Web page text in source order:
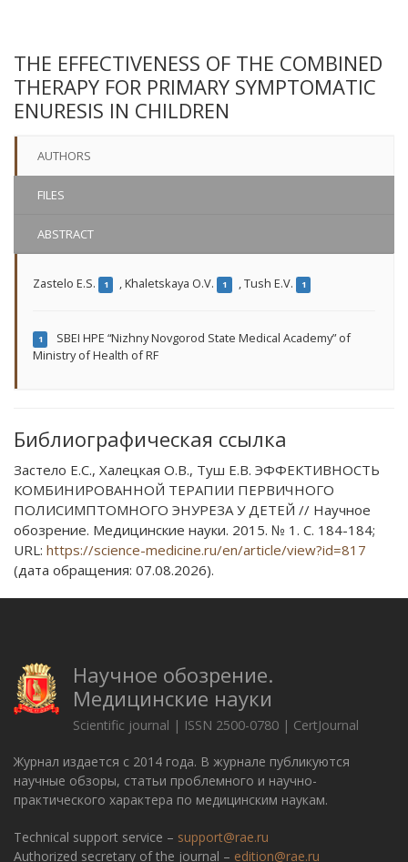
THE EFFECTIVENESS OF THE COMBINED
THERAPY FOR PRIMARY SYMPTOMATIC
ENURESIS IN CHILDREN
AUTHORS
FILES
ABSTRACT
Zastelo E.S. 1 ,Khaletskaya O.V. 1 ,Tush E.V. 1
1
SBEI HPE “Nizhny Novgorod State Medical Academy” of
Ministry of Health of RF
Библиографическая ссылка
Застело Е.С., Халецкая О.В., Туш Е.В. ЭФФЕКТИВНОСТЬ
КОМБИНИРОВАННОЙ ТЕРАПИИ ПЕРВИЧНОГО
ПОЛИСИМПТОМНОГО ЭНУРЕЗА У ДЕТЕЙ // Научное
обозрение. Медицинские науки. 2015. № 1. С. 184-184;
URL: https://science-medicine.ru/en/article/view?id=817
(дата обращения: 07.08.2026).
Научное обозрение.
Медицинские науки
Scientific journal | ISSN 2500-0780 | CertJournal
Журнал издается с 2014 года. В журнале публикуются
научные обзоры, статьи проблемного и научно-
практического характера по медицинским наукам.
Technical support service – support@rae.ru
Authorized secretary of the journal – edition@rae.ru